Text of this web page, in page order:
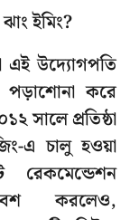
ইমিং?
এই উদ্যোগপতি
পড়াশোনা করে
সালে প্রতিষ্ঠা
এ চালু হওয়া
রেকমেন্ডেশন
করলেও,